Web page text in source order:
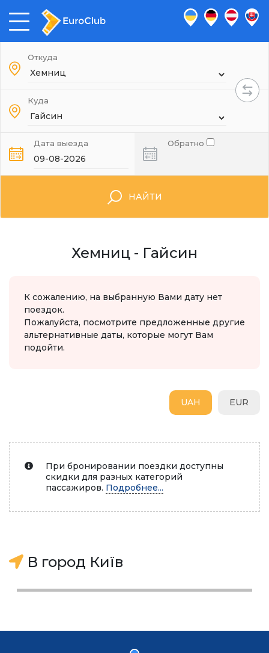
Откуда
Куда
Дата выезда Обратно
НАЙТИ
Хемниц - Гайсин
К сожалению, на выбранную Вами дату нет
поездок.
Пожалуйста, посмотрите предложенные другие
альтернативные даты, которые могут Вам
подойти.
EUR
UAH
При бронировании поездки доступны
скидки для разных категорий
пассажиров. Подробнее...
В город Київ